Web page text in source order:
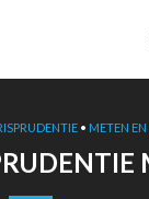
• METEN EN